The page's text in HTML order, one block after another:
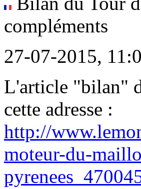
compléments
27-07-2015,
L'article "bilan"
cette adresse :
http://
moteur-du-